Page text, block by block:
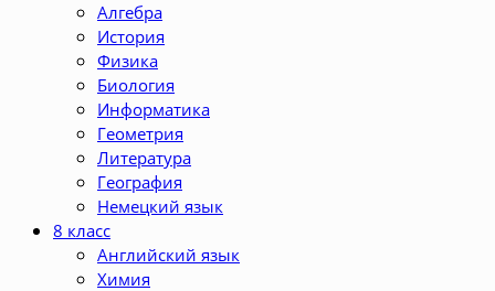
Алгебра
История
Физика
Биология
Информатика
Геометрия
Литература
География
Немецкий язык
8 класс
Английский язык
Химия